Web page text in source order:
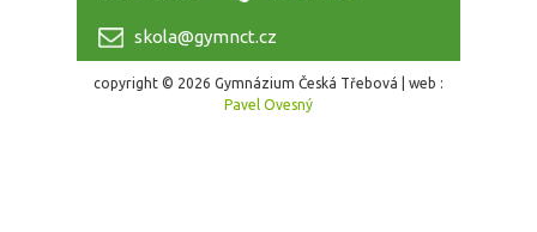
skola@gymnct.cz
copyright © 2026 Gymnázium Česká Třebová | web :
Pavel Ovesný